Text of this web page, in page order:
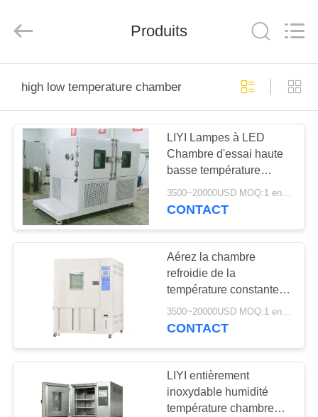
PRODUITS
AU
SUJET
DE
NOUS
D'USINE
CONTRÔLE
DE
QUALITÉ
Technology
Produits
high low temperature chamber
LIYI Lampes à LED
Chambre d'essai haute
basse température
Double porte
1500*400*400mm
3500~20000USD MOQ:1 ensemble
CONTACT
Aérez la chambre
refroidie de la
température constante
de la chambre 1000L de
contrôle de climat
3500~20000USD MOQ:1 ensemble
CONTACT
LIYI entièrement
inoxydable humidité
température chambre